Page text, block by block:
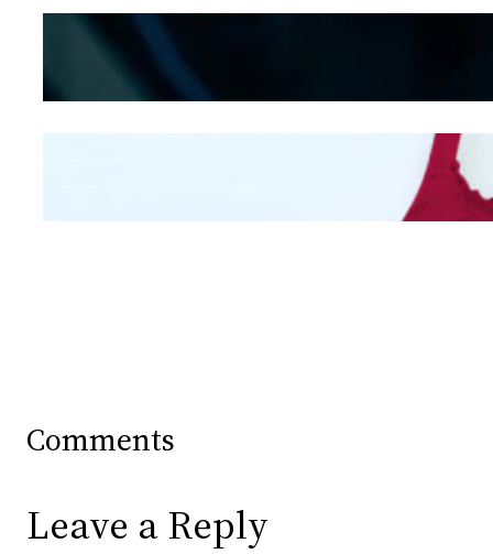
Kepribadian
Mengintip Kepribadian
Wanita Dari Warna Bra
Comments
Leave a Reply